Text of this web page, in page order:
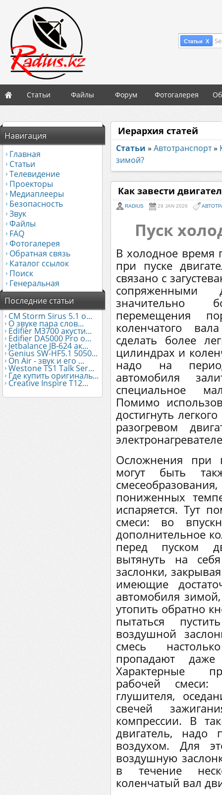
Статьи X
Статьи Файлы Форум Фотогалерея
Навигация
Главная
Статьи
Телевидение
Проекторы
Медиаплееры
Безопасность
Звук
Файлы
FAQ
Фотогалерея
Обратная связь
Каталог ссылок
Поиск
Генеральная
Последние статьи
CM Storm Sirus 5.1 о...
О звуке пара слов...
Edifier М3700 акусти...
Edifier DA5000 Pro о...
Jetbalance JB-624 ак...
Genius SW-HF5.1 5050...
On Air - звук и его ...
Westone TS1 Talk Ser...
Где купить оригиналь...
Creative Inspire T12...
Иерархия статей
Статьи » Автотранспорт»
зимой?
Как завести
RADIUS 29 JAN 2026
Пуск
В холодное время
при пуске
связано с
сопряженными
значительно
перемещения
коленчатого
сделать более
цилиндрах и
надо на
автомобиля
специальное
Помимо
достигнуть
разогревом
Осложнения при
могут быть
пониженных
испаряется. Тут
смеси: во
дополнительное
перед пуском
вытянуть на
заслонки,
имеющие
автомобиля
утопить обратно
пытаться
воздушной
смесь
пропадают
Характерные
рабочей
глушителя,
свечей
компрессии. В
двигатель, надо
воздухом. Для
воздушную
в течение
коленчатый вал